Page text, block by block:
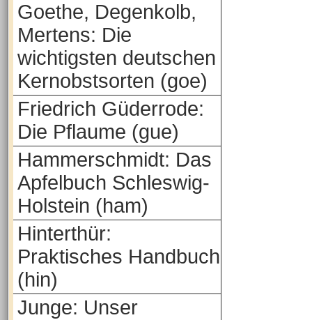
Goethe, Degenkolb,
Mertens: Die
wichtigsten deutschen
Kernobstsorten (goe)
Friedrich Güderrode:
Die Pflaume (gue)
Hammerschmidt: Das
Apfelbuch Schleswig-
Holstein (ham)
Hinterthür:
Praktisches Handbuch
(hin)
Junge: Unser